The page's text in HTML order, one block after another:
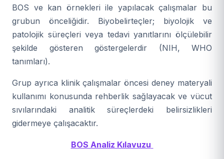
BOS ve kan örnekleri ile yapılacak çalışmalar bu
grubun önceliğidir. Biyobelirteçler; biyolojik ve
patolojik süreçleri veya tedavi yanıtlarını ölçülebilir
şekilde gösteren göstergelerdir (NIH, WHO
tanımları).
Grup ayrıca klinik çalışmalar öncesi deney materyali
kullanımı konusunda rehberlik sağlayacak ve vücut
sıvılarındaki analitik süreçlerdeki belirsizlikleri
gidermeye çalışacaktır.
BOS Analiz Kılavuzu